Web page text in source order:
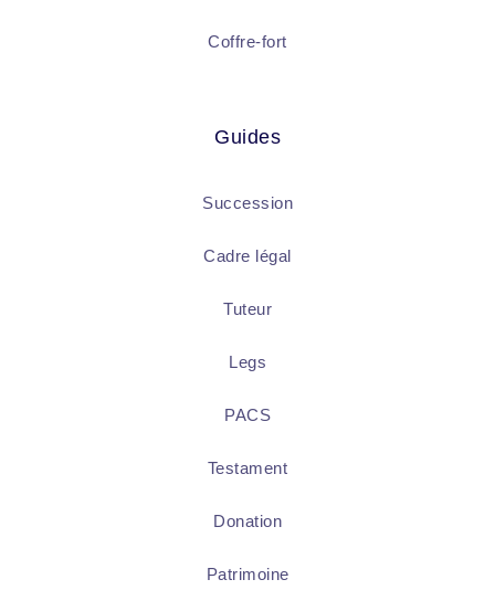
Coffre-fort
Guides
Succession
Cadre légal
Tuteur
Legs
PACS
Testament
Donation
Patrimoine